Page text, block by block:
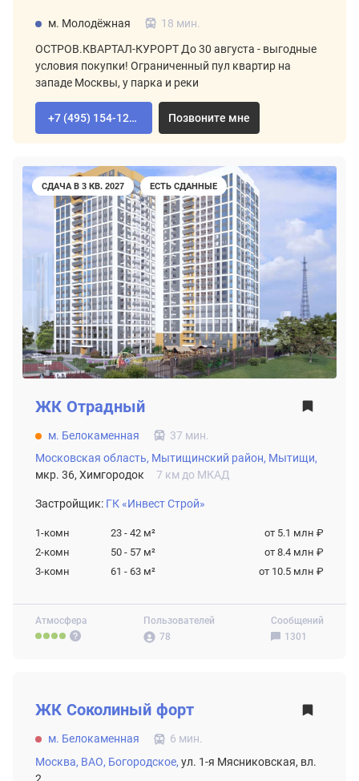
м. Молодёжная 18 мин.
ОСТРОВ.КВАРТАЛ-КУРОРТ До 30 августа - выгодные
условия покупки! Ограниченный пул квартир на
западе Москвы, у парка и реки
+7 (495) 154-12-80 Позвоните мне
СДАЧА В 3 КВ. 2027 ЕСТЬ СДАННЫЕ
Атмосфера
Пользователей
78
Сообщений
1301
ЖК Отрадный
м. Белокаменная
37 мин.
Московская область, Мытищинский район, Мытищи,
мкр. 36, Химгородок
7 км до МКАД
Застройщик: ГК «Инвест Строй»
1-комн 23 - 42 м²
от 5.1 млн ₽
2-комн
50 - 57 м²
от 8.4 млн ₽
3-комн
61 - 63 м² от 10.5 млн ₽
ЖК Соколиный форт
м. Белокаменная
6 мин.
Москва, ВАО, Богородское, ул. 1-я Мясниковская, вл.
2